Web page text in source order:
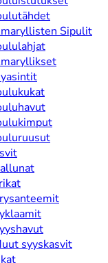
Sipulit
syyskasvit